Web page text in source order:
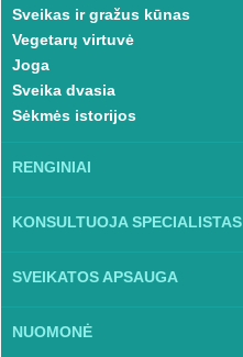
Sveikas ir gražus kūnas
Vegetarų virtuvė
Joga
Sveika dvasia
Sėkmės istorijos
RENGINIAI
KONSULTUOJA SPECIALISTAS
SVEIKATOS APSAUGA
NUOMONĖ